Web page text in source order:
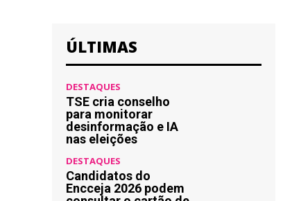
ÚLTIMAS
DESTAQUES
TSE cria conselho
para monitorar
desinformação e IA
nas eleições
DESTAQUES
Candidatos do
Encceja 2026 podem